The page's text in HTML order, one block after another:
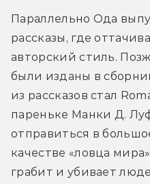
Параллельно Ода
рассказы, где
авторский стиль.
были изданы в
из рассказов стал
пареньке Манки Д.
отправиться в
качестве «ловца
грабит и убивает